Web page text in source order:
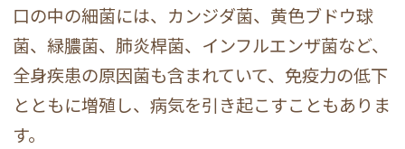
口の中の細菌には、カンジダ菌、黄色ブドウ球
菌、緑膿菌、肺炎桿菌、インフルエンザ菌など、
全身疾患の原因菌も含まれていて、免疫力の低下
とともに増殖し、病気を引き起こすこともありま
す。